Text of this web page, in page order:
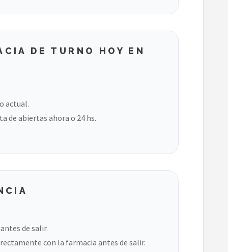
DE TURNO HOY EN
actual.
de abiertas ahora o 24 hs.
de salir.
con la farmacia antes de salir.